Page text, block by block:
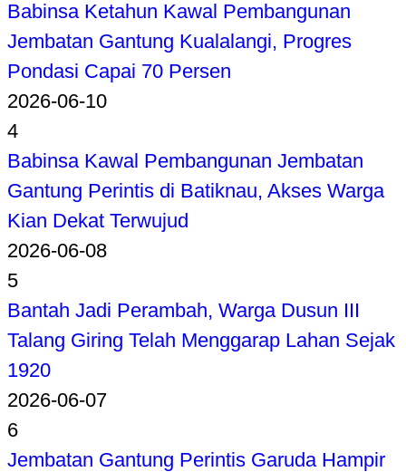
Babinsa Ketahun Kawal Pembangunan
Jembatan Gantung Kualalangi, Progres
Pondasi Capai 70 Persen
2026-06-10
4
Babinsa Kawal Pembangunan Jembatan
Gantung Perintis di Batiknau, Akses Warga
Kian Dekat Terwujud
2026-06-08
5
Bantah Jadi Perambah, Warga Dusun III
Talang Giring Telah Menggarap Lahan Sejak
1920
2026-06-07
6
Jembatan Gantung Perintis Garuda Hampir